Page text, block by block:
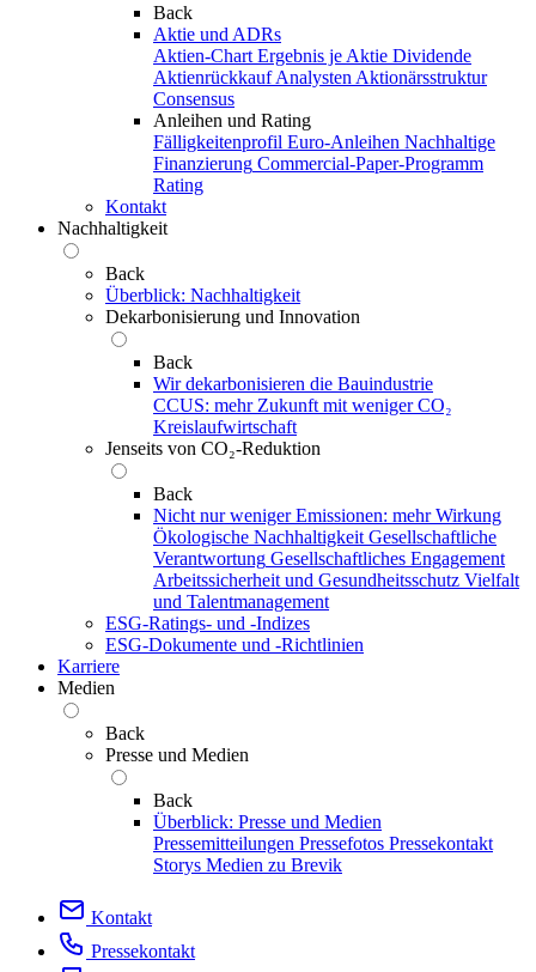
Back
Aktie und ADRs
Aktien-Chart Ergebnis je Aktie Dividende
Aktienrückkauf Analysten Aktionärsstruktur
Consensus
Anleihen und Rating
Fälligkeitenprofil Euro-Anleihen Nachhaltige
Finanzierung Commercial-Paper-Programm
Rating
Kontakt
Nachhaltigkeit
Back
Überblick: Nachhaltigkeit
Dekarbonisierung und Innovation
Back
Wir dekarbonisieren die Bauindustrie
CCUS: mehr Zukunft mit weniger CO₂
Kreislaufwirtschaft
Jenseits von CO₂-Reduktion
Back
Nicht nur weniger Emissionen: mehr Wirkung
Ökologische Nachhaltigkeit Gesellschaftliche
Verantwortung Gesellschaftliches Engagement
Arbeitssicherheit und Gesundheitsschutz Vielfalt
und Talentmanagement
ESG-Ratings- und ‑Indizes
ESG-Dokumente und ‑Richtlinien
Karriere
Medien
Back
Presse und Medien
Back
Überblick: Presse und Medien
Pressemitteilungen Pressefotos Pressekontakt
Storys Medien zu Brevik
Kontakt
Pressekontakt